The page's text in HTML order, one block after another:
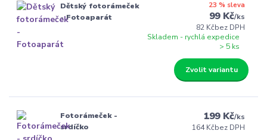
Dětský fotorámeček
- Fotoaparát
23 % sleva
99 Kč/ks
82 Kčbez DPH
Skladem - rychlá expedice
> 5 ks
Zvolit variantu
Fotorámeček -
srdíčko
199 Kč/ks
164 Kčbez DPH